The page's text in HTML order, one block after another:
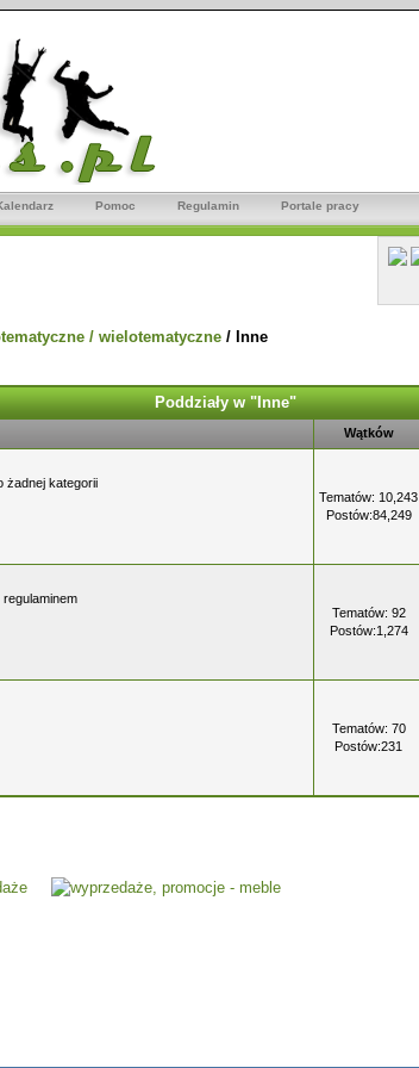
Pomoc Regulamin Portale pracy
/ wielotematyczne / Inne
Poddziały w "Inne"
Wątków
żadnej kategorii
Tematów: 10,243
Postów:84,249
Tematów: 92
Postów:1,274
Tematów: 70
Postów:231